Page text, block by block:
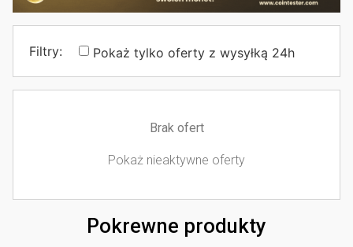
Filtry: Pokaż tylko oferty z wysyłką 24h
Brak ofert
Pokaż nieaktywne oferty
Pokrewne produkty